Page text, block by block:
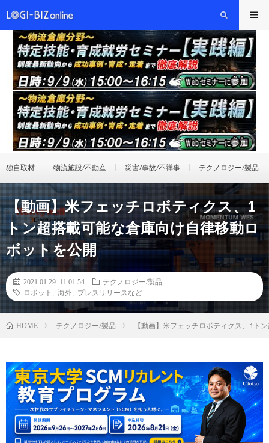
独自取材 物流施設/不動産 災害/事故/不祥事 テクノロジー/製品
【動画】米フェッチロボティクス、1
トン超搭載可能な倉庫向け自律移動ロ
ボットを公開
2021.01.29 11:01:54
テクノロジー/製品
ロボット
海外 プレスリリースなど
HOME テクノロジー/製品 【動画】米フェッチロボティクス、1ト